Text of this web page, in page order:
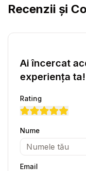
Recenzii și
Ai încercat
experiența ta!
Rating
Nume
Email